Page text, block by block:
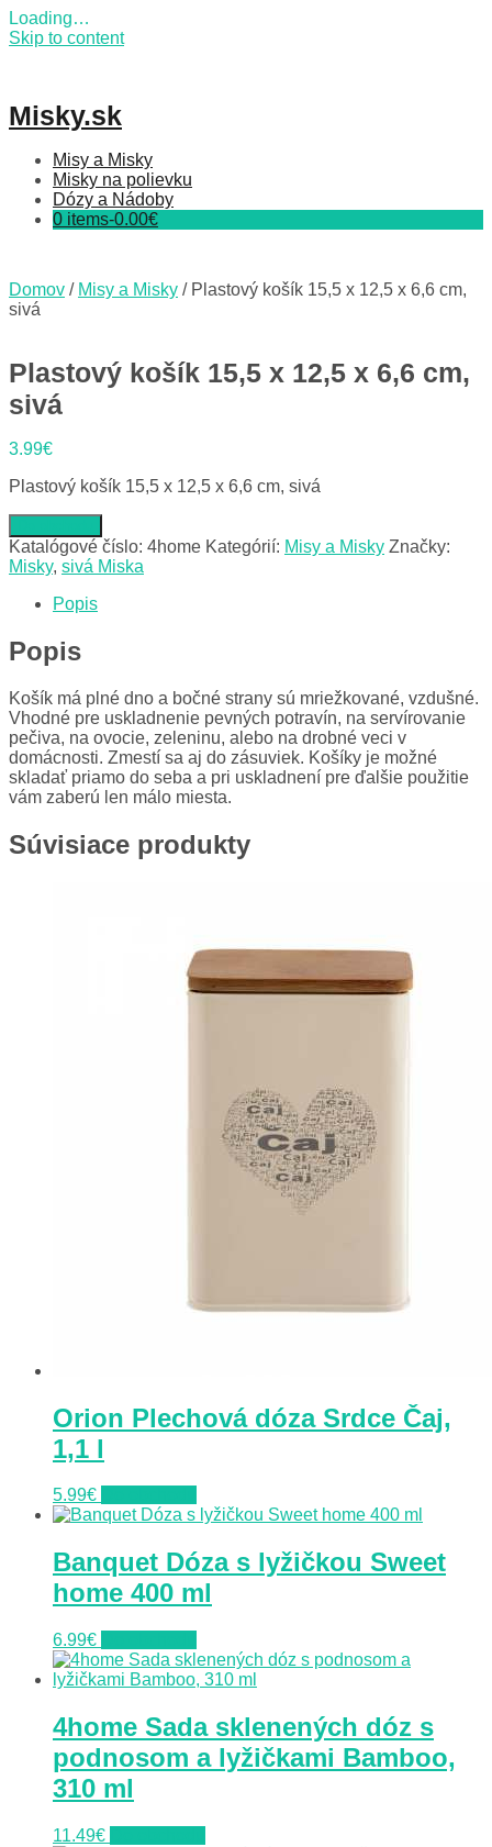
Loading…
Skip to content
Misky.sk
Misy a Misky
Misky na polievku
Dózy a Nádoby
0 items-0.00€
Domov / Misy a Misky / Plastový košík 15,5 x 12,5 x 6,6 cm,
sivá
Plastový košík 15,5 x 12,5 x 6,6 cm,
sivá
3.99€
Plastový košík 15,5 x 12,5 x 6,6 cm, sivá
Katalógové číslo: 4home Kategórií: Misy a Misky Značky:
Misky, sivá Miska
Popis
Popis
Košík má plné dno a bočné strany sú mriežkované, vzdušné.
Vhodné pre uskladnenie pevných potravín, na servírovanie
pečiva, na ovocie, zeleninu, alebo na drobné veci v
domácnosti. Zmestí sa aj do zásuviek. Košíky je možné
skladať priamo do seba a pri uskladnení pre ďalšie použitie
vám zaberú len málo miesta.
Súvisiace produkty
Orion Plechová dóza Srdce Čaj,
1,1 l
5.99€
Banquet Dóza s lyžičkou Sweet
home 400 ml
6.99€
4home Sada sklenených dóz s
podnosom a lyžičkami Bamboo,
310 ml
11.49€